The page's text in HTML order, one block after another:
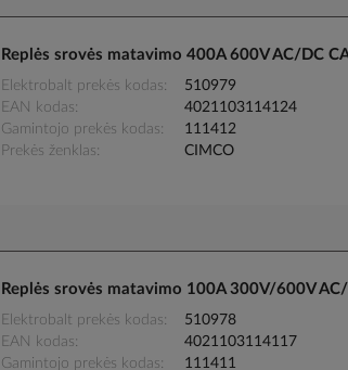
Replės srovės matavimo 400A 600V AC/DC
Elektrobalt prekės kodas
510979
EAN kodas
4021103114124
Gamintojo prekės kodas
111412
Prekės ženklas
CIMCO
Replės srovės matavimo 100A 300V/600V
Elektrobalt prekės kodas
510978
EAN kodas
4021103114117
Gamintojo prekės kodas
111411